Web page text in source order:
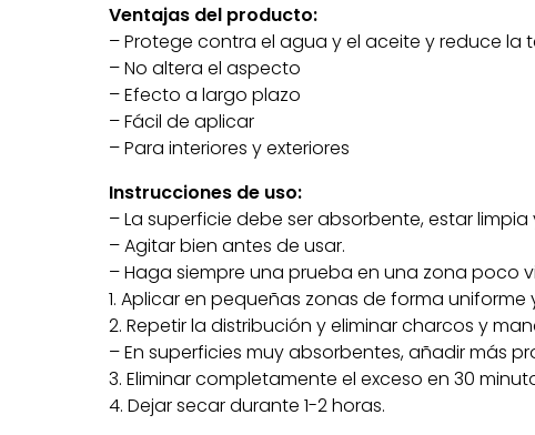
Ventajas del producto:
– Protege contra el agua y el aceite y reduce la
– No altera el aspecto
– Efecto a largo plazo
– Fácil de aplicar
– Para interiores y exteriores
Instrucciones de uso:
– La superficie debe ser absorbente, estar
– Agitar bien antes de usar.
– Haga siempre una prueba en una zona poco
1. Aplicar en pequeñas zonas de forma
2. Repetir la distribución y eliminar charcos y
– En superficies muy absorbentes, añadir más
3. Eliminar completamente el exceso en 30
4. Dejar secar durante 1-2 horas.